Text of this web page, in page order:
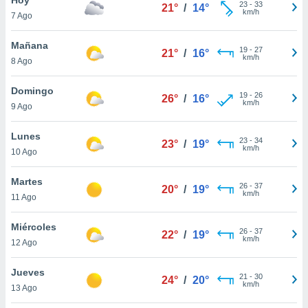
y
en
más
de
7 Ago
21° / 14° 23- 33
km/h
Mañana
8 Ago
21° / 16° 19- 27
km/h
Domingo
9 Ago
26° / 16° 19- 26
km/h
Lunes
10 Ago
23° / 19° 23- 34
km/h
Martes
11 Ago
20° / 19° 26- 37
km/h
Miércoles
12 Ago
22° / 19° 26- 37
km/h
Jueves
13 Ago
24° / 20° 21 - 30
km/h